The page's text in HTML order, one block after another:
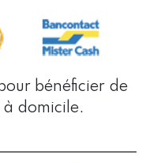
bénéficier de
domicile.